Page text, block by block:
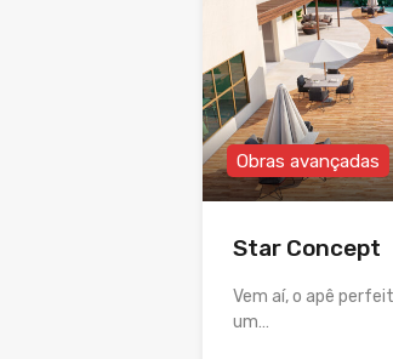
Obras avançadas
Star Concept
Vem aí, o apê
um…